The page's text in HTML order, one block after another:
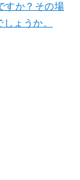
すか？その場
ょうか。